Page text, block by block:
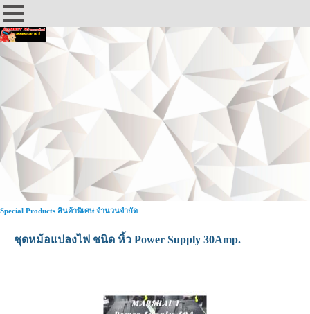
Special Products สินค้าพิเศษ จำนวนจำกัด
ชุดหม้อแปลงไฟ ชนิด หิ้ว Power Supply 30Amp.